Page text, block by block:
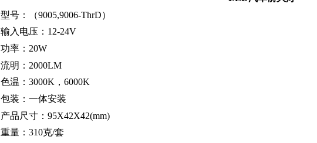
型号：（9005,9006-ThrD）
输入电压：12-24V
功率：20W
流明：2000LM
色温：3000K，6000K
包装：一体安装
产品尺寸：95X42X42(mm)
重量：310克/套